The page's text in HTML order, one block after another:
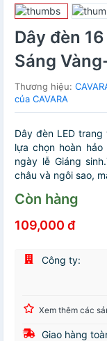
Dây đèn
Sáng
Thương hiệu:
của CAVARA
Dây đèn LED
lựa chọn hoàn
ngày lễ Giáng
châu và ngôi sao,
Còn hàng
109,000 đ
Công ty:
Xem thêm các
Giao hàng